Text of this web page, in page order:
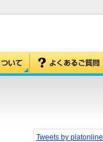
Tweets by platonline